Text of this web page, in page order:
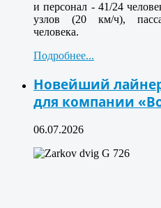
и персонал - 41/24
узлов (20 км/ч),
человека.
Подробнее...
Новейший
для компании
06.07.2026